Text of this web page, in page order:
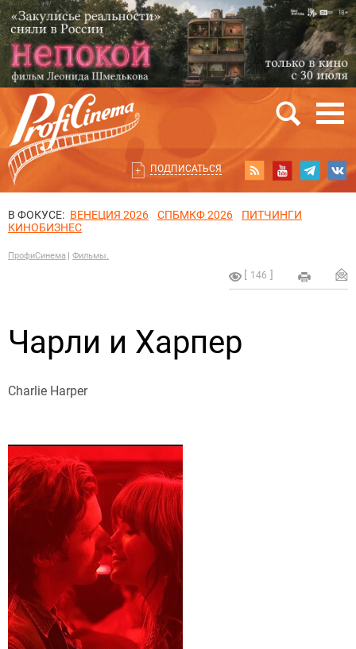
ПОДПИСАТЬСЯ
В ФОКУСЕ: ВЕНЕЦИЯ 2026 СПБМКФ 2026
ПИТЧИНГИ
КИНОБИЗНЕС
ПрофиСинема Фильмы.
146
Чарли и Харпер
Charlie Harper